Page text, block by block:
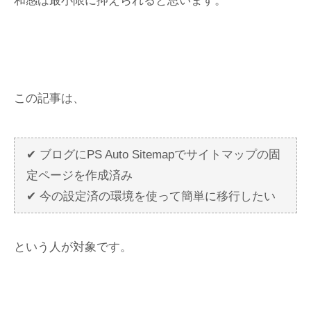
この記事は、
✔ ブログにPS Auto Sitemapでサイトマップの固
定ページを作成済み
✔ 今の設定済の環境を使って簡単に移行したい
という人が対象です。